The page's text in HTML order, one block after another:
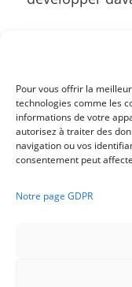
Pour vous offrir la
technologies comme les
informations de votre
autorisez à traiter des
navigation ou vos
consentement peut
Notre page GDPR